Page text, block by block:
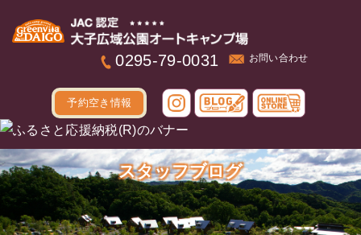
0295-79-0031 お問い合わせ
予約空き情報
スタッフブログ